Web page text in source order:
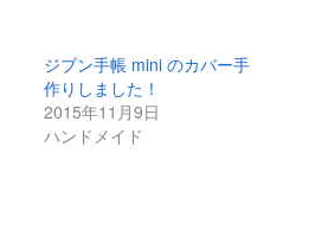
ジブン手帳 mini のカバー手
作りしました！
2015年11月9日
ハンドメイド